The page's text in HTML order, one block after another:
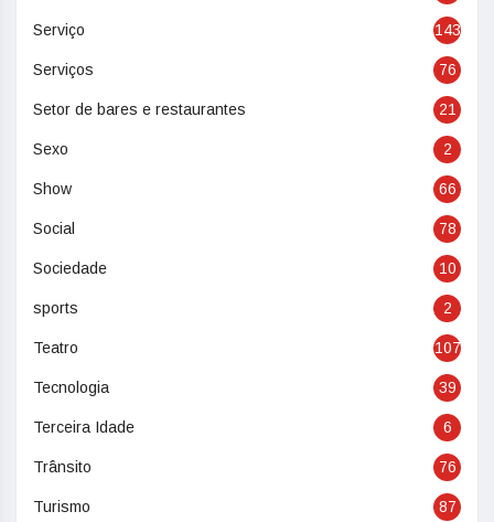
Serviço 143
Serviços 76
Setor de bares e restaurantes 21
Sexo 2
Show 66
Social 78
Sociedade 10
sports 2
Teatro 107
Tecnologia 39
Terceira Idade 6
Trânsito 76
Turismo 87